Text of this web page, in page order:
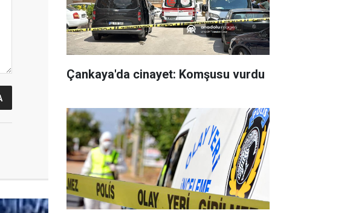
Çankaya'da cinayet: Komşusu vurdu